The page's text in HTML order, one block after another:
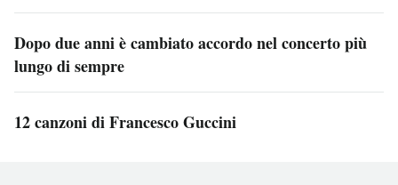
Dopo due anni è cambiato accordo nel concerto più
lungo di sempre
12 canzoni di Francesco Guccini